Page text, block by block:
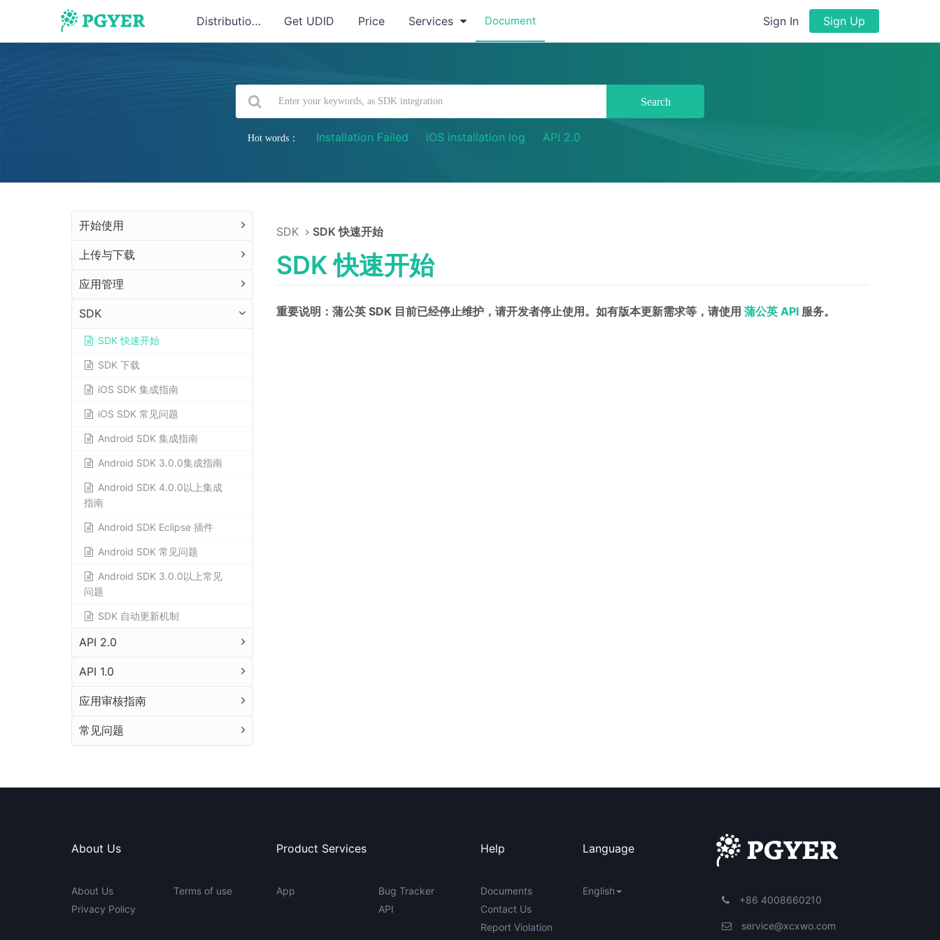
Distribution Get UDID Price Services Document Sign In Sign Up
Search
Hot words： Installation Failed iOS installation log API 2.0
开始使用
上传与下载
应用管理
SDK
SDK 快速开始
SDK 下载
iOS SDK 集成指南
iOS SDK 常见问题
Android SDK 集成指南
Android SDK 3.0.0集成指南
Android SDK 4.0.0以上集成
指南
Android SDK Eclipse 插件
Android SDK 常见问题
Android SDK 3.0.0以上常见
问题
SDK 自动更新机制
API 2.0
API 1.0
应用审核指南
常见问题
SDK SDK 快速开始
SDK 快速开始
重要说明：蒲公英 SDK 目前已经停止维护，请开发者停止使用。如有版本更新需求等，请使用 蒲公英 API服务。
About Us
About Us
Privacy Policy
Terms of use
Product Services
App
Bug Tracker
API
Help
Documents
Contact Us
Report Violation
Language
English
+86 4008660210
service@xcxwo.com